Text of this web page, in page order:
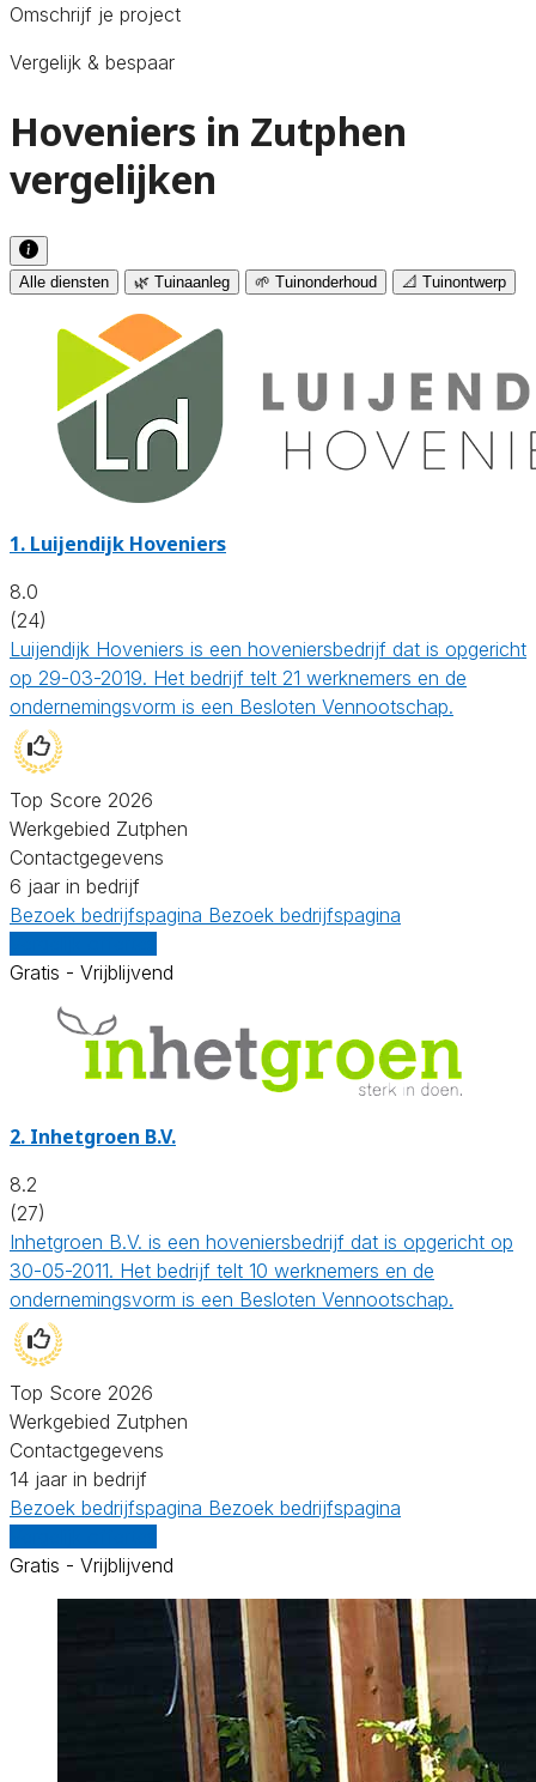
Omschrijf je project
Vergelijk & bespaar
Hoveniers in Zutphen
vergelijken
Alle diensten 🌿 Tuinaanleg 🌱 Tuinonderhoud 📐 Tuinontwerp
1. Luijendijk Hoveniers
8.0
(24)
Luijendijk Hoveniers is een hoveniersbedrijf dat is opgericht
op 29-03-2019. Het bedrijf telt 21 werknemers en de
ondernemingsvorm is een Besloten Vennootschap.
Top Score 2026
Werkgebied Zutphen
Contactgegevens
6 jaar in bedrijf
Bezoek bedrijfspagina Bezoek bedrijfspagina
Gratis - Vrijblijvend
2. Inhetgroen B.V.
8.2
(27)
Inhetgroen B.V. is een hoveniersbedrijf dat is opgericht op
30-05-2011. Het bedrijf telt 10 werknemers en de
ondernemingsvorm is een Besloten Vennootschap.
Top Score 2026
Werkgebied Zutphen
Contactgegevens
14 jaar in bedrijf
Bezoek bedrijfspagina Bezoek bedrijfspagina
Gratis - Vrijblijvend